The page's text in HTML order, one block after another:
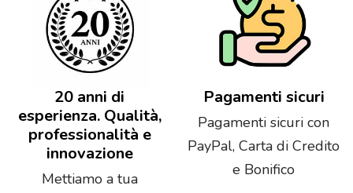
20 anni di
esperienza. Qualità,
professionalità e
innovazione
Mettiamo a tua
Pagamenti sicuri
Pagamenti sicuri con
PayPal, Carta di Credito
e Bonifico